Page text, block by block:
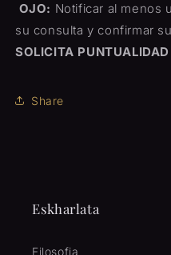
OJO: Notificar al menos
su consulta y confirmar
SOLICITA PUNTUALIDAD
Share
Eskharlata
Filosofia